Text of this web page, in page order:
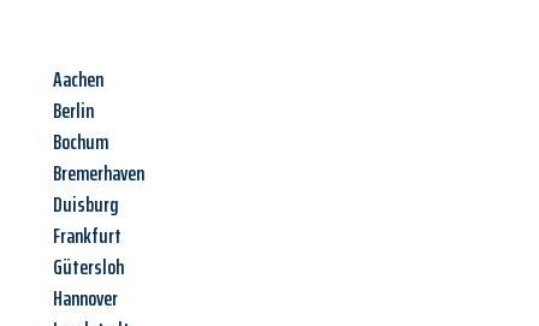
Aachen
Berlin
Bochum
Bremerhaven
Duisburg
Frankfurt
Gütersloh
Hannover